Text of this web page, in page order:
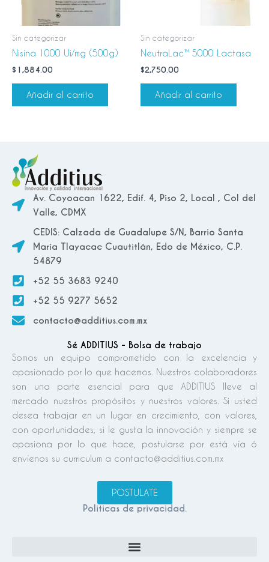
Sin categorizar
Nisina 1000 Ui/mg (500g)
$ 1,884.00
Añadir al carrito
Sin categorizar
NeutraLac™ 5000 Lactasa
$2,750.00
Añadir al carrito
Av. Coyoacan 1622, Edif. 4, Piso 2, Local , Col del
Valle, CDMX
CEDIS: Calzada de Guadalupe S/N, Barrio Santa
María Tlayacac Cuautitlán, Edo de México, C.P.
54879
+52 55 3683 9240
+52 55 9277 5652
contacto@additius.com.mx
Sé ADDITIUS - Bolsa de trabajo
Somos un equipo comprometido con la excelencia y
apasionado por lo que hacemos. Nuestros colaboradores
son una parte esencial para que ADDITIUS lleve al
mercado nuestros propósitos y nuestros valores. Si usted
desea trabajar en un lugar en crecimiento, con valores,
con oportunidades, si le gusta la innovación y siempre se
apasiona por lo que hace, postularse por está vía ó
envíenos su curriculum a contacto@additius.com.mx
POSTULATE
Politicas de privacidad.